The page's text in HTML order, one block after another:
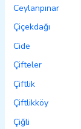
Ceylanpınar
Çiçekdağı
Cide
Çifteler
Çiftlik
Çiftlikköy
Çiğli